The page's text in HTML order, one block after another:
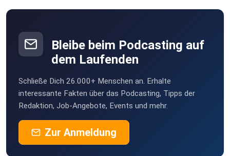
Bleibe beim Podcasting auf
dem Laufenden
Schließe Dich 26.000+ Menschen an. Erhalte
interessante Fakten über das Podcasting, Tipps der
Redaktion, Job-Angebote, Events und mehr.
Zur Anmeldung